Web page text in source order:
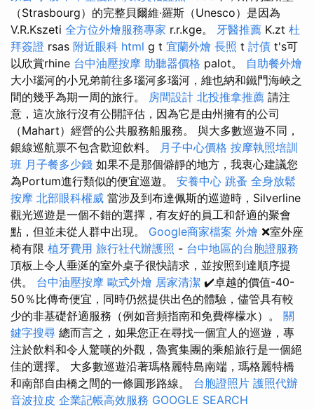
（Strasbourg）的完整貝爾維·羅斯（Unesco）是因為
V.R.Kszeti 全方位外燴服務專家 r.r.kge。 牙醫推薦 K.zt 杜
拜簽證 rsas 附近眼科 html g t 宜蘭外燴 長照 t 討債 t's可
以欣賞rhine 台中油壓按摩 助聽器價格 palot。 自助餐外燴
大小瑙河的小兄弟前往多瑙河多瑙河，維也納和鐵門海峽之
間的幾乎為期一周的旅行。 房間設計 北投推拿推薦 請注
意，這次旅行沒有公開評估，因為它是由州擁有的公司
（Mahart）經營的公共服務船服務。 與大多數巡遊不同，
銀線巡航票不包含歡迎飲料。 月子中心價格 按摩執照培訓
班 月子餐多少錢 如果不是那個僻靜的地方，我衷心建議您
為Portum進行類似的便宜巡遊。 安養中心 跳蚤 全身放鬆
按摩 北部眼科權威 當涉及到布達佩斯的巡遊時，Silverline
觀光巡遊是一個不錯的選擇，有友好的員工和舒適的聚會
點，但並未從人群中出現。 Google商家檔案 外燴 ❌室外座
椅有限 植牙費用 旅行社代辦護照 - 台中地區的台胞證服務
頂板上令人垂涎的室外桌子很快請求，並按照到達順序提
供。 台中油壓按摩 歐式外燴 居家清潔 ✔️卓越的價值-40-
50％比傳奇便宜，同時仍然提供出色的體驗，儘管具有較
少的非基礎舒適服務（例如音頻指南和免費檸檬水）。 關
鍵字搜尋 總而言之，如果您正在尋找一個宜人的巡遊，專
注於飲料和令人驚嘆的外觀，魯賓集團的乘船旅行是一個絕
佳的選擇。 大多數巡遊沿著瑪格麗特島南端，瑪格麗特橋
和南部自由橋之間的一條圓形路線。 台胞證照片 護照代辦
音波拉皮 企業記帳高效服務 GOOGLE SEARCH